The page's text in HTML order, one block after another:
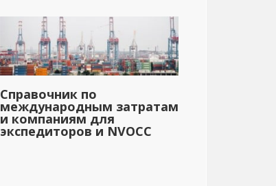
Справочник по
международным затратам
и компаниям для
экспедиторов и NVOCC